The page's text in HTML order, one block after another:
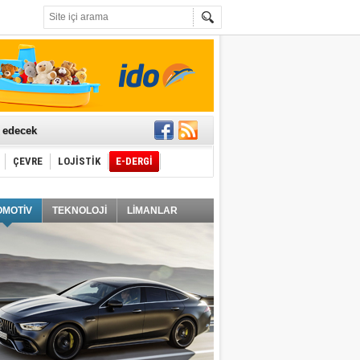
ÇEVRE LOJİSTİK E-DERGİ
TEKNOLOJİ LİMANLAR